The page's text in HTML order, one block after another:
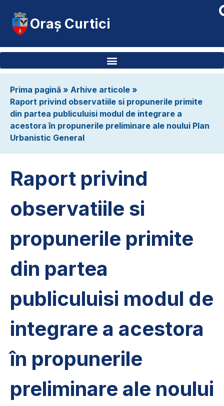
Oraș Curtici
Prima pagină » Arhive articole »
Raport privind observatiile si propunerile primite
din partea publiculuisi modul de integrare a
acestora în propunerile preliminare ale noului Plan
Urbanistic General
Raport privind
observatiile si
propunerile primite
din partea
publiculuisi modul de
integrare a acestora
în propunerile
preliminare ale noului